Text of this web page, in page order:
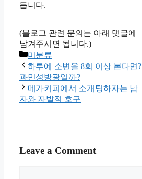
듭니다.
(블로그 관련 문의는 아래 댓글에
남겨주시면 됩니다.)
Categories
미분류
하루에 소변을 8회 이상 본다면?
과민성방광일까?
메가커피에서 소개팅하자는 남
자와 자발적 호구
Leave a Comment